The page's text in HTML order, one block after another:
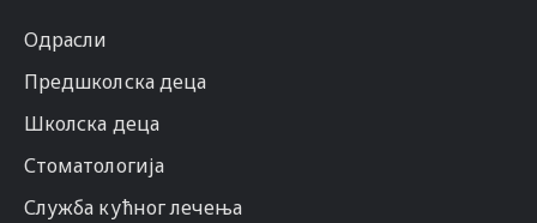
Одрасли
Предшколска деца
Школска деца
Стоматологија
Служба кућног лечења